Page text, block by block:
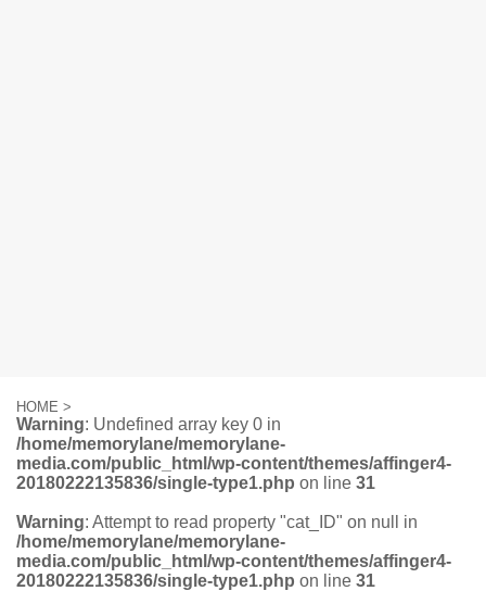
HOME >
Warning: Undefined array key 0 in
/home/memorylane/memorylane-
media.com/public_html/wp-content/themes/affinger4-
20180222135836/single-type1.php on line 31
Warning: Attempt to read property "cat_ID" on null in
/home/memorylane/memorylane-
media.com/public_html/wp-content/themes/affinger4-
20180222135836/single-type1.php on line 31